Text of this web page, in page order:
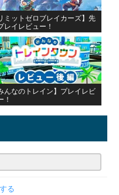
ミットゼロブレイカーズ】先
レイレビュー！
んなのトレイン】プレイレビ
！
る